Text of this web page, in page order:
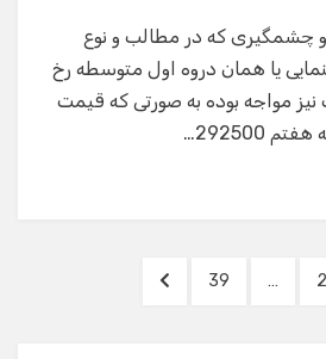
چشمگیری که در مطالب و نوع
یا همان دروه اول متوسطه رخ
مواجه بوده به صورتی که قیمت
PAGE
2
…
PAGE
39
NEXT